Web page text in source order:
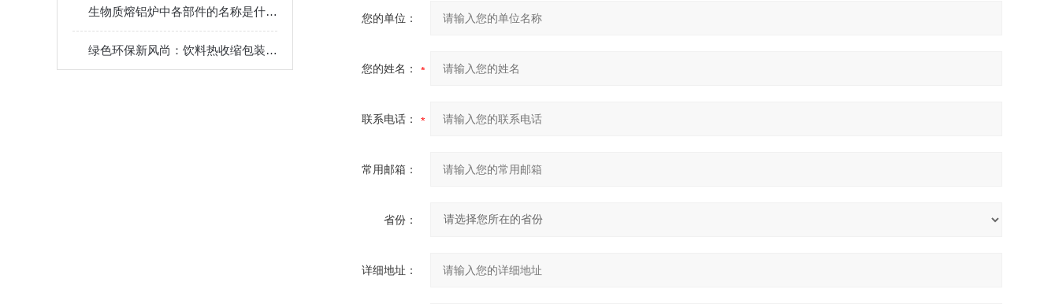
生物质熔铝炉中各部件的名称是什么？
绿色环保新风尚：饮料热收缩包装机的环保之路
您的单位：
您的姓名：
联系电话：
常用邮箱：
省份：
详细地址：